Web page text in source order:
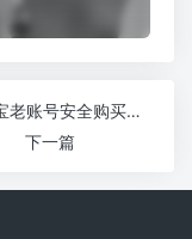
揭秘淘宝老账号安全购买渠道：你不知道的秘密！
下一篇